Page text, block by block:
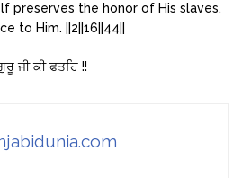
preserves the honor of His slaves.
to Him. ||2||16||44||
ਜੀ ਕੀ ਫਤਹਿ !!